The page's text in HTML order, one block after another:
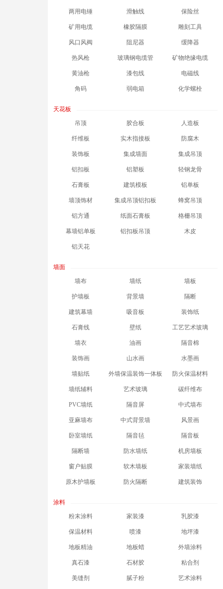
两用电锤 滑触线 保险丝
矿用电缆 橡胶隔膜 雕刻工具
风口风阀 阻尼器 缓降器
热风枪 玻璃钢电缆管 矿物绝缘电缆
黄油枪 漆包线 电磁线
角码 弱电箱 化学螺栓
天花板
吊顶 胶合板 人造板
纤维板 实木指接板 防腐木
装饰板 集成墙面 集成吊顶
铝扣板 铝塑板 轻钢龙骨
石膏板 建筑模板 铝单板
墙顶饰材 集成吊顶铝扣板 蜂窝吊顶
铝方通 纸面石膏板 格栅吊顶
幕墙铝单板 铝扣板吊顶 木皮
铝天花
墙面
墙布 墙纸 墙板
护墙板 背景墙 隔断
建筑幕墙 吸音板 装饰纸
石膏线 壁纸 工艺艺术玻璃
墙衣 油画 隔音棉
装饰画 山水画 水墨画
墙贴纸 外墙保温装饰一体板 防火保温材料
墙纸辅料 艺术玻璃 碳纤维布
PVC墙纸 隔音屏 中式墙布
亚麻墙布 中式背景墙 风景画
卧室墙纸 隔音毡 隔音板
隔断墙 防水墙纸 机房墙板
窗户贴膜 软木墙板 家装墙纸
原木护墙板 防火隔断 建筑装饰
涂料
粉末涂料 家装漆 乳胶漆
保温材料 喷漆 地坪漆
地板精油 地板蜡 外墙涂料
真石漆 石材胶 粘合剂
美缝剂 腻子粉 艺术涂料